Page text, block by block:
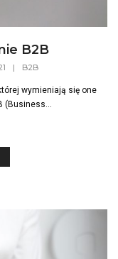
B2B
| B2B
wymieniają się one